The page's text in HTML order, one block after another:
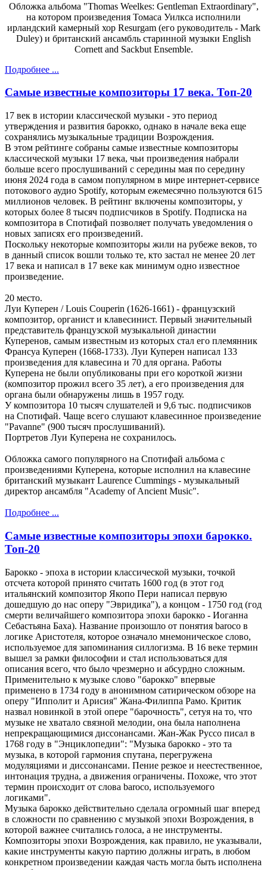
Обложка альбома "Thomas Weelkes: Gentleman Extraordinary",
на котором произведения Томаса Уилкса исполнили
ирландский камерный хор Resurgam (его руководитель - Mark
Duley) и британский ансамбль старинной музыки English
Cornett and Sackbut Ensemble.
Подробнее ...
Самые известные композиторы 17 века. Топ-20
17 век в истории классической музыки - это период
утверждения и развития барокко, однако в начале века еще
сохранялись музыкальные традиции Возрождения.
В этом рейтинге собраны самые известные композиторы
классической музыки 17 века, чьи произведения набрали
больше всего прослушиваний с середины мая по середину
июня 2024 года в самом популярном в мире интернет-сервисе
потокового аудио Spotify, которым ежемесячно пользуются 615
миллионов человек. В рейтинг включены композиторы, у
которых более 8 тысяч подписчиков в Spotify. Подписка на
композитора в Спотифай позволяет получать уведомления о
новых записях его произведений.
Поскольку некоторые композиторы жили на рубеже веков, то
в данный список вошли только те, кто застал не менее 20 лет
17 века и написал в 17 веке как минимум одно известное
произведение.
20 место.
Луи Куперен / Louis Couperin (1626-1661) - французский
композитор, органист и клавесинист. Первый значительный
представитель французской музыкальной династии
Куперенов, самым известным из которых стал его племянник
Франсуа Куперен (1668-1733). Луи Куперен написал 133
произведения для клавесина и 70 для органа. Работы
Куперена не были опубликованы при его короткой жизни
(композитор прожил всего 35 лет), а его произведения для
органа были обнаружены лишь в 1957 году.
У композитора 10 тысяч слушателей и 9,6 тыс. подписчиков
на Спотифай. Чаще всего слушают клавесинное произведение
"Pavanne" (900 тысяч прослушиваний).
Портретов Луи Куперена не сохранилось.
Обложка самого популярного на Спотифай альбома с
произведениями Куперена, которые исполнил на клавесине
британский музыкант Laurence Cummings - музыкальный
директор ансамбля "Academy of Ancient Music".
Подробнее ...
Самые известные композиторы эпохи барокко.
Топ-20
Барокко - эпоха в истории классической музыки, точкой
отсчета которой принято считать 1600 год (в этот год
итальянский композитор Якопо Пери написал первую
дошедшую до нас оперу "Эвридика"), а концом - 1750 год (год
смерти величайшего композитора эпохи барокко - Иоганна
Себастьяна Баха). Название произошло от понятия baroco в
логике Аристотеля, которое означало мнемоническое слово,
используемое для запоминания силлогизма. В 16 веке термин
вышел за рамки философии и стал использоваться для
описания всего, что было чрезмерно и абсурдно сложным.
Применительно к музыке слово "барокко" впервые
применено в 1734 году в анонимном сатирическом обзоре на
оперу "Ипполит и Арисия" Жана-Филиппа Рамо. Критик
назвал новинкой в этой опере "барочность", сетуя на то, что
музыке не хватало связной мелодии, она была наполнена
непрекращающимися диссонансами. Жан-Жак Руссо писал в
1768 году в "Энциклопедии": "Музыка барокко - это та
музыка, в которой гармония спутана, перегружена
модуляциями и диссонансами. Пение резкое и неестественное,
интонация трудна, а движения ограничены. Похоже, что этот
термин происходит от слова baroco, используемого
логиками".
Музыка барокко действительно сделала огромный шаг вперед
в сложности по сравнению с музыкой эпохи Возрождения, в
которой важнее считались голоса, а не инструменты.
Композиторы эпохи Возрождения, как правило, не указывали,
какие инструменты какую партию должны играть, в любом
конкретном произведении каждая часть могла быть исполнена